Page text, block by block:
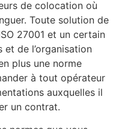
de colocation où
Toute solution de
27001 et un certain
de l’organisation
plus une norme
à tout opérateur
auxquelles il
un contrat.